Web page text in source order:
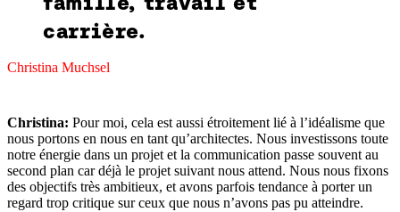
carrière.
Christina Muchsel
Christina: Pour moi, cela est aussi étroitement lié à l’idéalisme que
nous portons en nous en tant qu’architectes. Nous investissons toute
notre énergie dans un projet et la communication passe souvent au
second plan car déjà le projet suivant nous attend. Nous nous fixons
des objectifs très ambitieux, et avons parfois tendance à porter un
regard trop critique sur ceux que nous n’avons pas pu atteindre.